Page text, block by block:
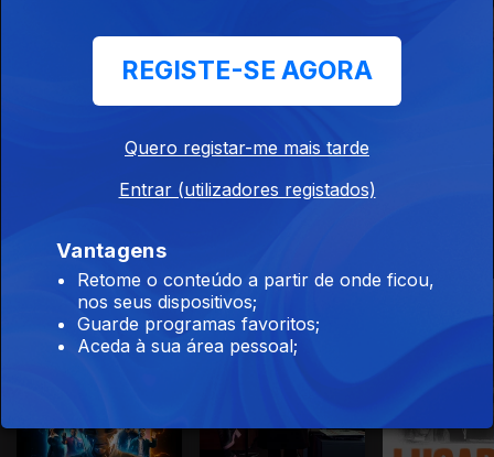
Séries de outro mundo
REGISTE-SE AGORA
Quero registar-me mais tarde
Entrar (utilizadores registados)
Vantagens
Retome o conteúdo a partir de onde ficou,
nos seus dispositivos;
Guarde programas favoritos;
Aceda à sua área pessoal;